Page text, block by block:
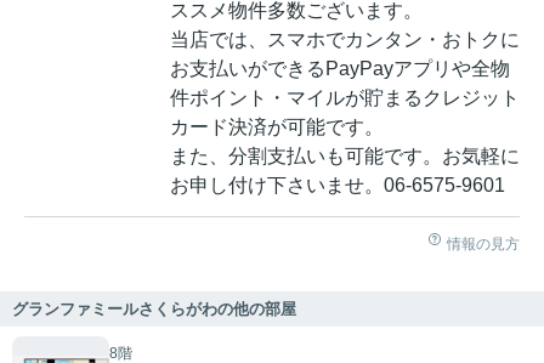
ススメ物件多数ございます。
当店では、スマホでカンタン・おトクに
お支払いができるPayPayアプリや全物
件ポイント・マイルが貯まるクレジット
カード決済が可能です。
また、分割支払いも可能です。お気軽に
お申し付け下さいませ。06-6575-9601
情報の見方
グランファミールさくらがわの他の部屋
8階